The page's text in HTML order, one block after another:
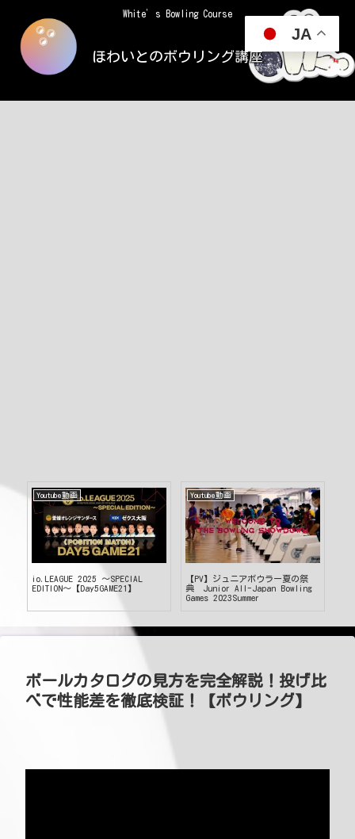
White’s Bowling Course
ほわいとのボウリング講座
Youtube動画
io.LEAGUE 2025 ～SPECIAL
EDITION～【Day5GAME21】
Youtube動画
【PV】ジュニアボウラー夏の祭
典 Junior All-Japan Bowling
Games 2023Summer
ボールカタログの見方を完全解説！投げ比
べで性能差を徹底検証！【ボウリング】
JA